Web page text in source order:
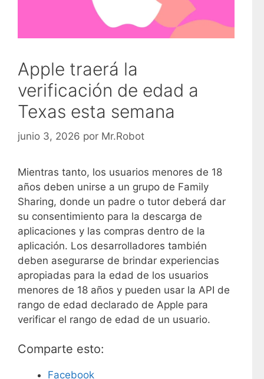
Apple traerá la
verificación de edad a
Texas esta semana
junio 3, 2026 por Mr.Robot
Mientras tanto, los usuarios menores de 18
años deben unirse a un grupo de Family
Sharing, donde un padre o tutor deberá dar
su consentimiento para la descarga de
aplicaciones y las compras dentro de la
aplicación. Los desarrolladores también
deben asegurarse de brindar experiencias
apropiadas para la edad de los usuarios
menores de 18 años y pueden usar la API de
rango de edad declarado de Apple para
verificar el rango de edad de un usuario.
Comparte esto:
Facebook